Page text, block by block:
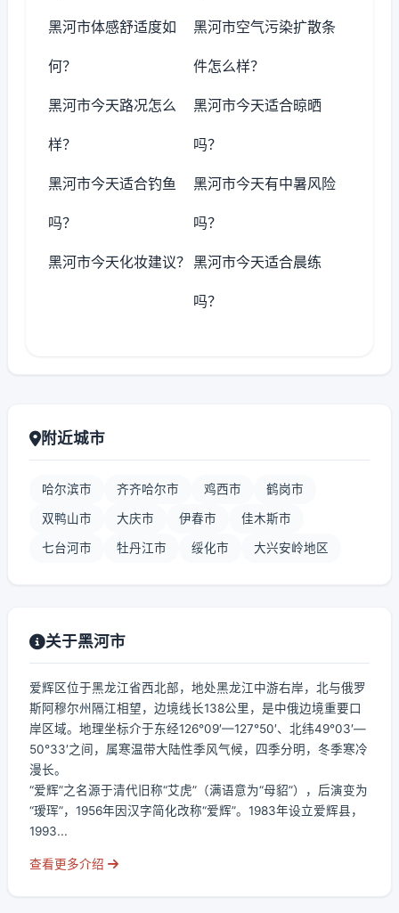
黑河市体感舒适度如
何？
黑河市空气污染扩散条
件怎么样？
黑河市今天路况怎么
样？
黑河市今天适合晾晒
吗？
黑河市今天适合钓鱼
吗？
黑河市今天有中暑风险
吗？
黑河市今天化妆建议？ 黑河市今天适合晨练
吗？
附近城市
哈尔滨市 齐齐哈尔市 鸡西市 鹤岗市
双鸭山市 大庆市 伊春市 佳木斯市
七台河市 牡丹江市 绥化市 大兴安岭地区
关于黑河市
爱辉区位于黑龙江省西北部，地处黑龙江中游右岸，北与俄罗
斯阿穆尔州隔江相望，边境线长138公里，是中俄边境重要口
岸区域。地理坐标介于东经126°09′—127°50′、北纬49°03′—
50°33′之间，属寒温带大陆性季风气候，四季分明，冬季寒冷
漫长。
“爱辉”之名源于清代旧称“艾虎”（满语意为“母貂”），后演变为
“瑷珲”，1956年因汉字简化改称“爱辉”。1983年设立爱辉县，
1993...
查看更多介绍